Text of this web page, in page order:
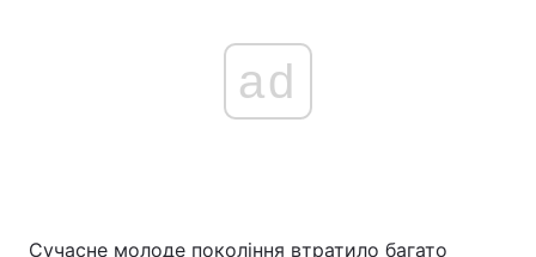
ad
Сучасне молоде покоління втратило багато